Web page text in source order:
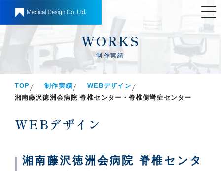
WORKS
制作実績
TOP 制作実績
WEBデザイン
湘南藤沢徳洲会病院 脊椎センター・脊椎側彎症センター
WEBデザイン
湘南藤沢徳洲会病院 脊椎センタ